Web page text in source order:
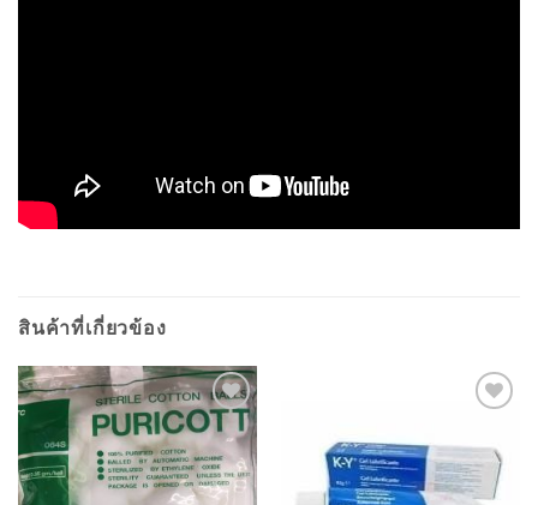
สินค้าที่เกี่ยวข้อง